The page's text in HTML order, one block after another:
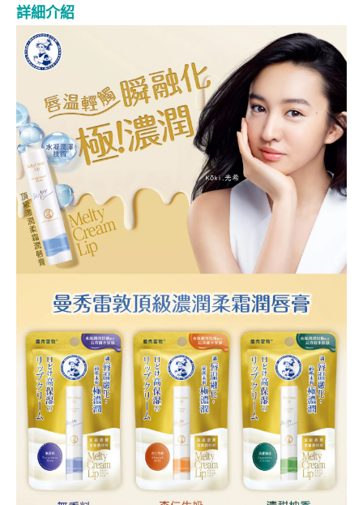
詳細介紹